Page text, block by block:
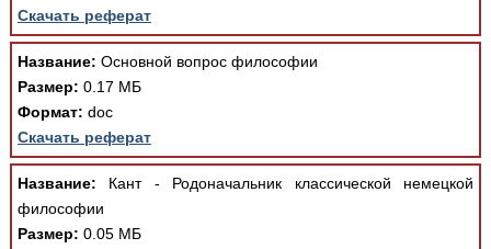
Скачать реферат
Название: Основной вопрос философии
Размер: 0.17 МБ
Формат: doc
Скачать реферат
Название: Кант - Родоначальник классической немецкой
философии
Размер: 0.05 МБ